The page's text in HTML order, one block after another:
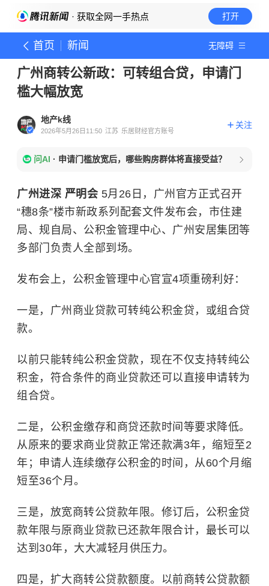
· 获取全网一手热点 打开
首页 新闻 无障碍
广州商转公新政：可转组合贷，申请门
槛大幅放宽
地产k线
2026年5月26日11:50 江苏 乐居财经官方账号
关注
问AI · 申请门槛放宽后，哪些购房群体将直接受益？
广州进深 严明会 5月26日，广州官方正式召开
“穗8条”楼市新政系列配套文件发布会，市住建
局、规自局、公积金管理中心、广州安居集团等
多部门负责人全部到场。
发布会上，公积金管理中心官宣4项重磅利好：
一是，广州商业贷款可转纯公积金贷，或组合贷
款。
以前只能转纯公积金贷款，现在不仅支持转纯公
积金，符合条件的商业贷款还可以直接申请转为
组合贷。
二是，公积金缴存和商贷还款时间等要求降低。
从原来的要求商业贷款正常还款满3年，缩短至2
年；申请人连续缴存公积金的时间，从60个月缩
短至36个月。
三是，放宽商转公贷款年限。修订后，公积金贷
款年限与原商业贷款已还款年限合计，最长可以
达到30年，大大减轻月供压力。
四是，扩大商转公贷款额度。以前商转公贷款额